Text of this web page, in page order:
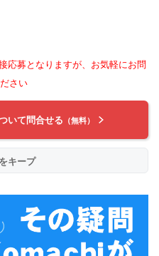
応募となりますが、お気軽にお問
さい
いて問合せる （無料）
キープ